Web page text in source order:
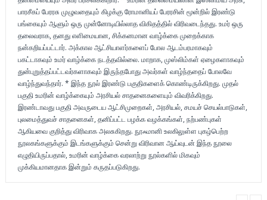
பாரசீகப் பேரரசு முழுவதையும் கிழக்கு ரோமானியப் பேரரசின் மூன்றில் இரண்டு
பங்கையும் ஆளும் ஒரு முன்னோடியில்லாத விகிதத்தில் விரிவடைந்தது. உமர் ஒரு
தலைவராக, தனது எளிமையான, சிக்கனமான வாழ்க்கை முறைக்காக
நன்கறியப்பட்டார். அக்கால ஆட்சியாளர்களைப் போல ஆடம்பரமாகவும்
பகட்டாகவும் உமர் வாழ்க்கை நடத்தவில்லை. மாறாக, முஸ்லிம்கள் ஏழைகளாகவும்
துன்புறுத்தப்பட்டவர்களாகவும் இருந்தபோது அவர்கள் வாழ்ந்ததைப் போலவே
வாழ்ந்துவந்தார். * இந்த நூல் இரண்டு பகுதிகளைக் கொண்டிருக்கிறது. முதல்
பகுதி உமரின் வாழ்க்கையும் அரசியல் சாதனைகளையும் விவரிக்கிறது.
இரண்டாவது பகுதி அவருடைய ஆட்சிமுறைகள், அரசியல், சமயச் செயல்பாடுகள்,
புலமைத்துவச் சாதனைகள், தனிப்பட்ட பழக்க வழக்கங்கள், நற்பண்புகள்
ஆகியவை குறித்து விரிவாக அலசுகிறது. நூஃமானி உலகிலுள்ள புகழ்பெற்ற
நூலகங்களுக்கும் இடங்களுக்கும் சென்று விரிவான ஆய்வுடன் இந்த நூலை
எழுதியிருப்பதால், உமரின் வாழ்க்கை வரலாற்று நூல்களில் மிகவும்
முக்கியமானதாக இன்றும் கருதப்படுகிறது.